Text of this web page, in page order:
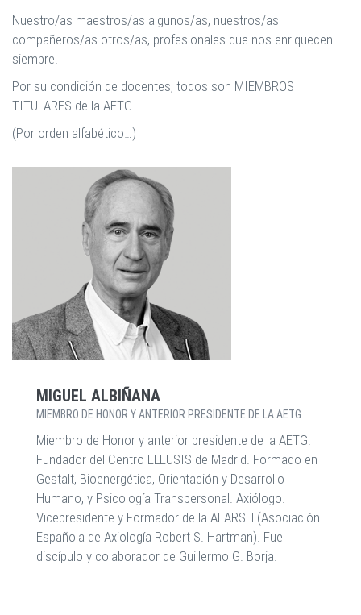
Nuestro/as maestros/as algunos/as, nuestros/as
compañeros/as otros/as, profesionales que nos enriquecen
siempre.
Por su condición de docentes, todos son MIEMBROS
TITULARES de la AETG.
(Por orden alfabético…)
MIGUEL ALBIÑANA
MIEMBRO DE HONOR Y ANTERIOR PRESIDENTE DE LA AETG
Miembro de Honor y anterior presidente de la AETG.
Fundador del Centro ELEUSIS de Madrid. Formado en
Gestalt, Bioenergética, Orientación y Desarrollo
Humano, y Psicología Transpersonal. Axiólogo.
Vicepresidente y Formador de la AEARSH (Asociación
Española de Axiología Robert S. Hartman). Fue
discípulo y colaborador de Guillermo G. Borja.